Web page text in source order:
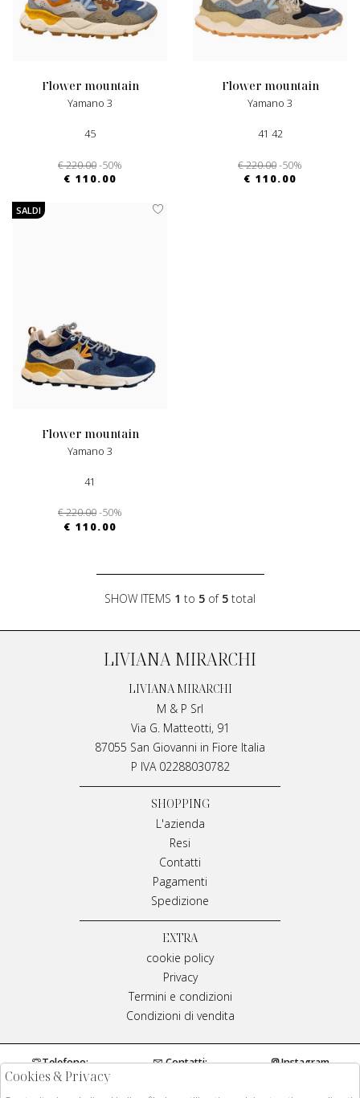
flower mountain
Yamano 3
45
€ 220.00-50%
€ 110.00
flower mountain
Yamano 3
41 42
€ 220.00-50%
€ 110.00
SALDI
flower mountain
Yamano 3
41
€ 220.00-50%
€ 110.00
SHOW ITEMS 1 to 5 of 5 total
LIVIANA MIRARCHI
LIVIANA MIRARCHI
M & P Srl
Via G. Matteotti, 91
87055 San Giovanni in Fiore Italia
P IVA 02288030782
SHOPPING
L'azienda
Resi
Contatti
Pagamenti
Spedizione
EXTRA
cookie policy
Privacy
Termini e condizioni
Condizioni di vendita
Telefono:
0984970429
Contatti:
Instagram
Cookies & Privacy